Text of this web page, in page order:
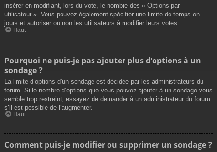
insérer en modifiant, lors du vote, le nombre des « Options par
utilisateur ». Vous pouvez également spécifier une limite de temps en
jours et autoriser ou non les utilisateurs à modifier leurs votes.
Haut
Pourquoi ne puis-je pas ajouter plus d’options à un
sondage ?
La limite d’options d’un sondage est décidée par les administrateurs du
forum. Si le nombre d’options que vous pouvez ajouter à un sondage vous
semble trop restreint, essayez de demander à un administrateur du forum
s’il est possible de l’augmenter.
Haut
Comment puis-je modifier ou supprimer un sondage ?